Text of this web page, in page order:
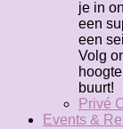
je in
een
een
Volg
buurt!
Privé
Events &